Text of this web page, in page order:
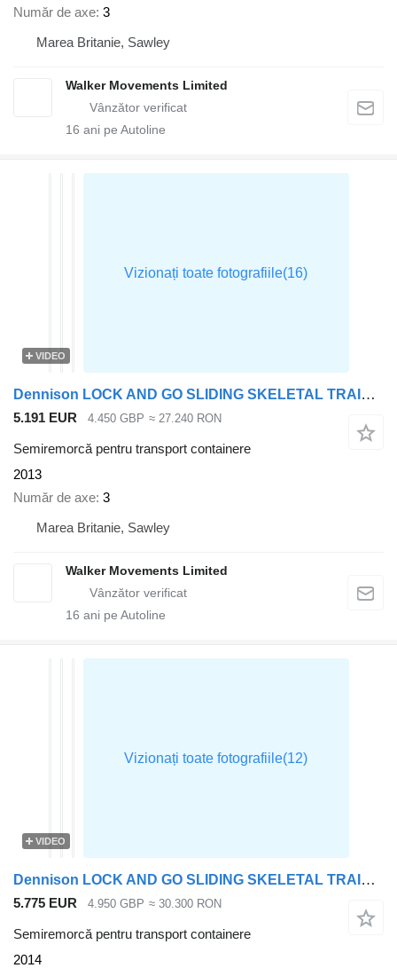
Număr de axe 3
Marea Britanie, Sawley
Walker Movements Limited
16 ani pe Autoline
VIDEO
Dennison LOCK AND GO SLIDING SKELETAL TRAILER – C354476
5.191 EUR 4.450 GBP ≈ 27.240 RON
Semiremorcă pentru transport containere
2013
Număr de axe 3
Marea Britanie, Sawley
Walker Movements Limited
16 ani pe Autoline
VIDEO
Dennison LOCK AND GO SLIDING SKELETAL TRAILER – 2014 – C366497
5.775 EUR 4.950 GBP ≈ 30.300 RON
Semiremorcă pentru transport containere
2014